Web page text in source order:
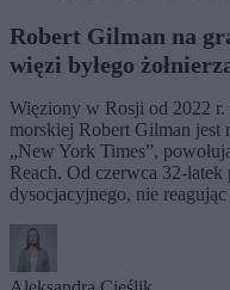
Robert Gilman na
więzi byłego
Więziony w Rosji od 2022 r.
morskiej Robert Gilman jest
„New York Times”,
Reach. Od czerwca 32-latek
dysocjacyjnego, nie